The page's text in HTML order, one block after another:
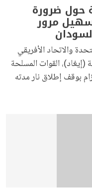
حول ضرورة
مرور
والاتحاد الأفريقي
(إيغاد)، القوات المسلحة
بوقف إطلاق نار مدته